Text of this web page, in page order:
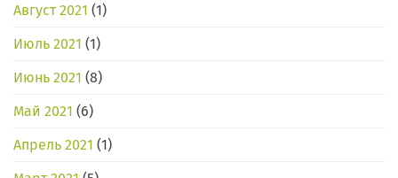
Август 2021 (1)
Июль 2021 (1)
Июнь 2021 (8)
Май 2021 (6)
Апрель 2021 (1)